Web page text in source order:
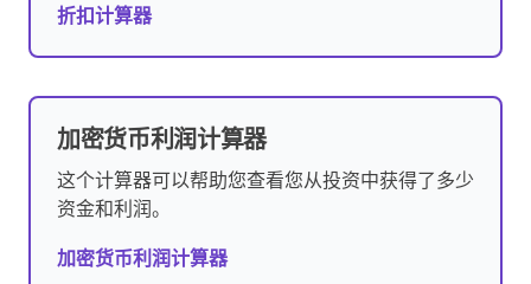
折扣计算器
加密货币利润计算器
这个计算器可以帮助您查看您从投资中获得了多少
资金和利润。
加密货币利润计算器